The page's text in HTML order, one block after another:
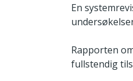
En
Rapporten
fullstendig